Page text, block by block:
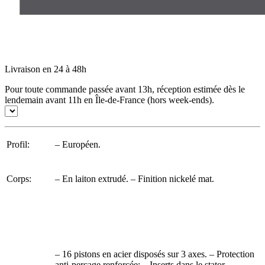
Livraison en 24 à 48h
Pour toute commande passée avant 13h, réception estimée dès le
lendemain avant 11h en Île-de-France (hors week-ends).
Profil: – Européen.
Corps: – En laiton extrudé. – Finition nickelé mat.
– 16 pistons en acier disposés sur 3 axes. – Protection